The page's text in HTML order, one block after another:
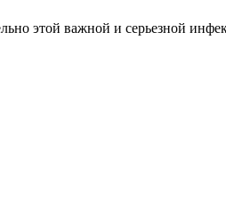
этой важной и серьезной